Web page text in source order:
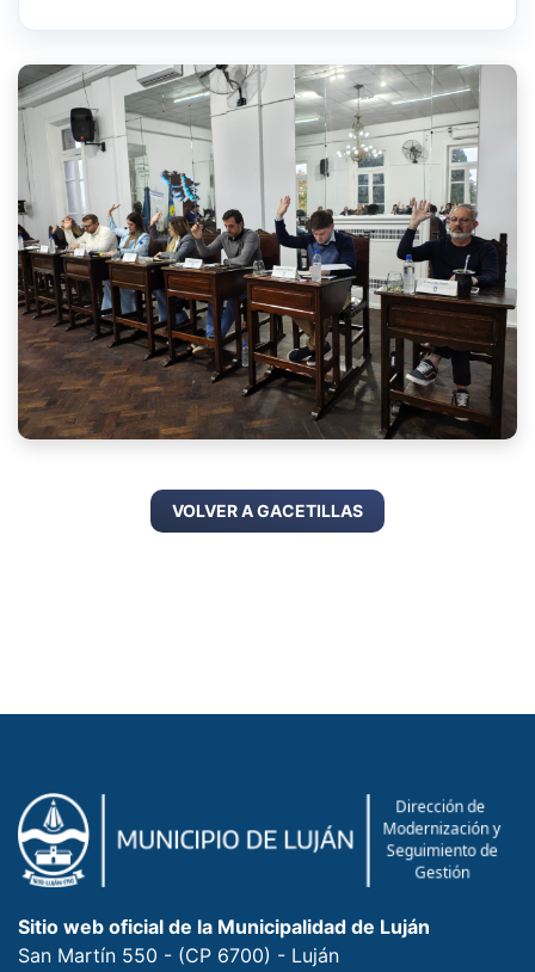
VOLVER A GACETILLAS
Sitio web oficial de la Municipalidad de Luján
San Martín 550 - (CP 6700) - Luján